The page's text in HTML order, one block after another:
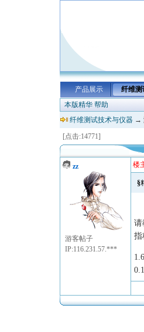
产品展示 纤维测
本版精华 帮助
纤维测试技术与仪器 →
[点击:14771]
zz
游客帖子
IP:116.231.57.***
楼
§
请
指